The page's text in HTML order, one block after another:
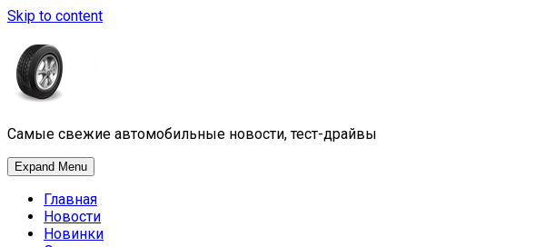
Skip to content
Самые свежие автомобильные новости, тест-драйвы
Expand Menu
Главная
Новости
Новинки